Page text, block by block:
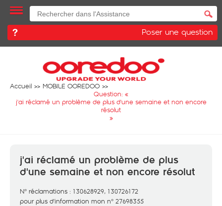
Poser une question
Accueil
MOBILE OOREDOO
Question: «
j'ai réclamé un problème de plus d'une semaine et non encore
résolut
»
j'ai réclamé un problème de plus
d'une semaine et non encore résolut
N° réclamations : 130628929, 130726172
pour plus d'information mon n° 27698355